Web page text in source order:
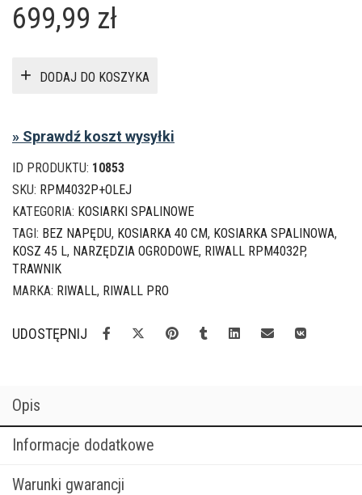
699,99 zł
DODAJ DO KOSZYKA
» Sprawdź koszt wysyłki
ID PRODUKTU: 10853
SKU: RPM4032P+OLEJ
KATEGORIA: KOSIARKI SPALINOWE
TAGI: BEZ NAPĘDU, KOSIARKA 40 CM, KOSIARKA SPALINOWA,
KOSZ 45 L, NARZĘDZIA OGRODOWE, RIWALL RPM4032P,
TRAWNIK
MARKA: RIWALL, RIWALL PRO
UDOSTĘPNIJ
Opis
Informacje dodatkowe
Warunki gwarancji